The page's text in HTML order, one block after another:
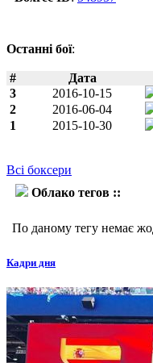
Останні бої:
# Дата
3
2016-10-15
2
2016-06-04
1
2015-10-30
Всі боксери
Облако тегов ::
По даному тегу немає
Кадри дня